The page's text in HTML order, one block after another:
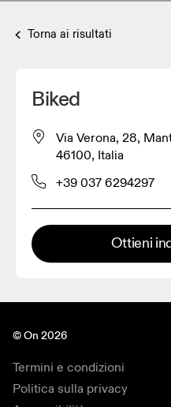
Torna ai risultati
Biked
Via Verona, 28,
46100, Italia
+39 037 6294297
Ottieni
© On 2026
Termini e condizioni
Politica sulla privacy